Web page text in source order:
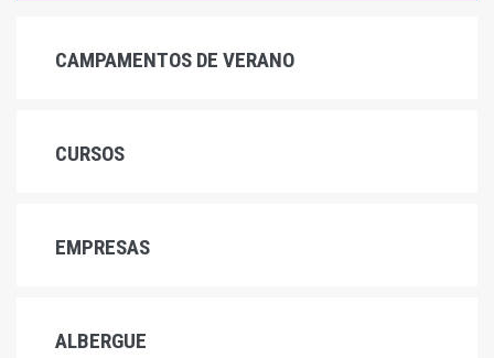
CAMPAMENTOS DE VERANO
CURSOS
EMPRESAS
ALBERGUE